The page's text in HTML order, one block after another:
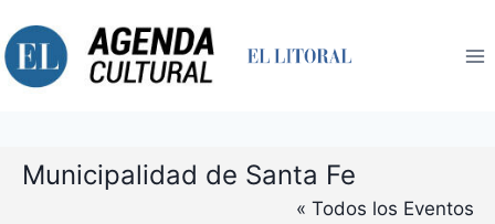
al
contenido
Municipalidad de Santa Fe
« Todos los Eventos